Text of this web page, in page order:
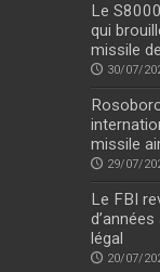
Le
qui
missile
30/07/
missile
29/07/
Le FBI
légal
20/07/